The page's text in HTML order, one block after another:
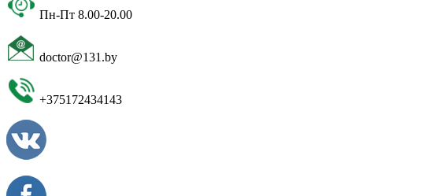
Пн-Пт 8.00-20.00
doctor@131.by
+375172434143